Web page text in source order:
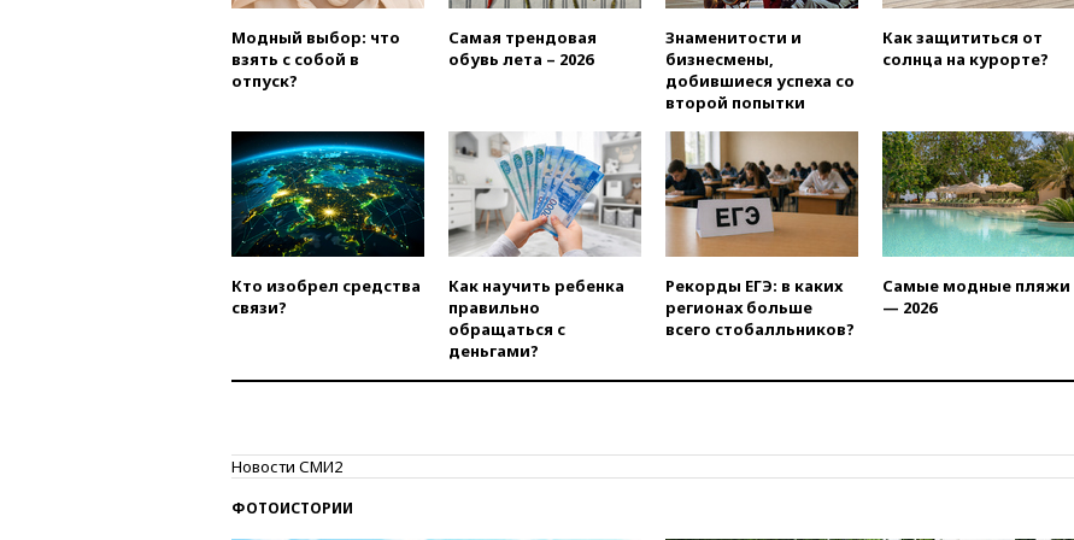
рекомендовать не посещать
Армению
вчера, 20:35 ПВО за день
сбила еще 281 украинский
вчера, 20:27Ямпольская
призвала оптимизировать
олимпиады для поступления в
вузы
вчера, 20:15Минтранс
защиту дорог от БПЛА из
средств на ремонт
августа посетит Сербию с
внесен законопроект об
отмене ЕГЭ
Модный выбор: что
взять с собой в
отпуск?
Самая трендовая
обувь лета – 2026
Знаменитости и
бизнесмены,
добившиеся успеха со
второй попытки
Как защититься от
солнца на курорте?
Кто изобрел средства
связи?
Как научить ребенка
правильно
обращаться с
деньгами?
Рекорды ЕГЭ: в каких
регионах больше
всего стобалльников?
Самые модные пляжи
— 2026
Новости СМИ2
ФОТОИСТОРИИ